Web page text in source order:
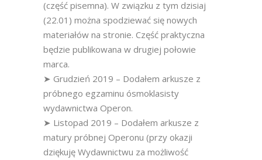
(część pisemna). W związku z tym dzisiaj
(22.01) można spodziewać się nowych
materiałów na stronie. Część praktyczna
będzie publikowana w drugiej połowie
marca.
➤ Grudzień 2019 – Dodałem arkusze z
próbnego egzaminu ósmoklasisty
wydawnictwa Operon.
➤ Listopad 2019 – Dodałem arkusze z
matury próbnej Operonu (przy okazji
dziękuję Wydawnictwu za możliwość